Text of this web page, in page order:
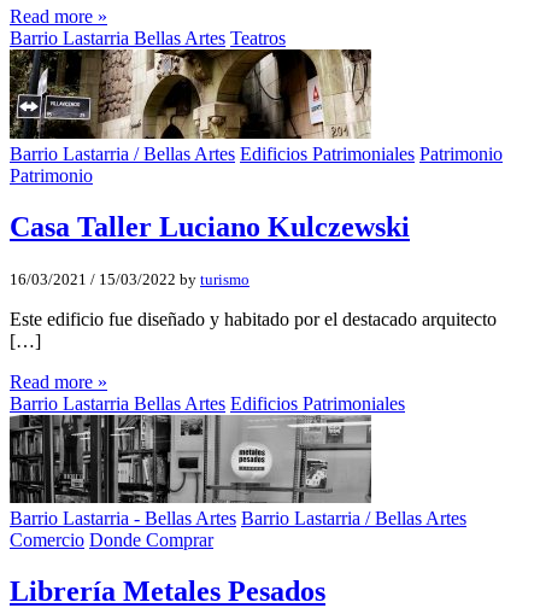
Read more »
Barrio Lastarria Bellas Artes Teatros
Barrio Lastarria / Bellas Artes Edificios Patrimoniales Patrimonio
Patrimonio
Casa Taller Luciano Kulczewski
16/03/2021 / 15/03/2022 by turismo
Este edificio fue diseñado y habitado por el destacado arquitecto
[…]
Read more »
Barrio Lastarria Bellas Artes Edificios Patrimoniales
Barrio Lastarria - Bellas Artes Barrio Lastarria / Bellas Artes
Comercio Donde Comprar
Librerí­a Metales Pesados